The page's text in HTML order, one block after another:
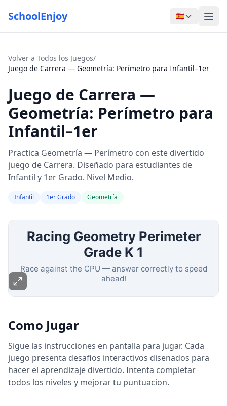
SchoolEnjoy 🇪🇸
Volver a Todos los Juegos/
Juego de Carrera — Geometría: Perímetro para Infantil–1er
Juego de Carrera —
Geometría: Perímetro para
Infantil–1er
Practica Geometría — Perímetro con este divertido
juego de Carrera. Diseñado para estudiantes de
Infantil y 1er Grado. Nivel Medio.
Infantil 1er Grado Geometría
Como Jugar
Sigue las instrucciones en pantalla para jugar. Cada
juego presenta desafios interactivos disenados para
hacer el aprendizaje divertido. Intenta completar
todos los niveles y mejorar tu puntuacion.